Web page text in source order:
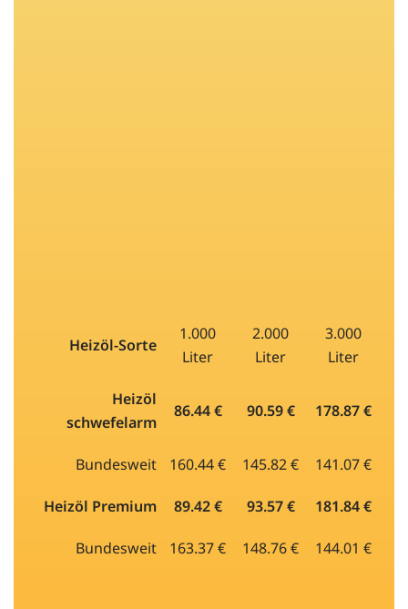
Heizöl-Sorte
1.000
Liter
2.000
Liter
3.000
Liter
Heizöl
schwefelarm
86.44 € 90.59 € 178.87 €
Bundesweit 160.44 € 145.82 € 141.07 €
Heizöl Premium 89.42 € 93.57 € 181.84 €
Bundesweit 163.37 € 148.76 € 144.01 €